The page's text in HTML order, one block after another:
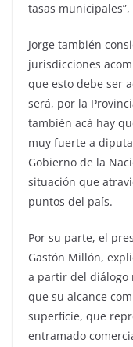
tasas municipales”,
Jorge también
jurisdicciones
que esto debe ser
será, por la
también acá hay
muy fuerte a
Gobierno de la
situación que
puntos del país.
Por su parte, el
Gastón Millón,
a partir del diálogo
que su alcance
superficie, que
entramado